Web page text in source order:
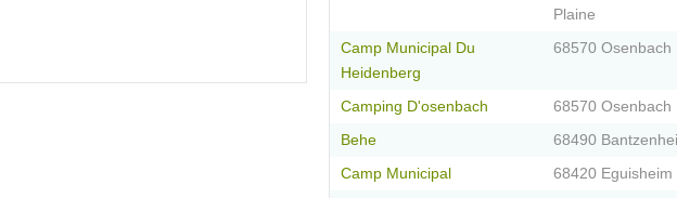
Plaine
Camp Municipal Du
Heidenberg
68570 Osenbach
Camping D'osenbach 68570 Osenbach
Behe 68490
Camp Municipal 68420 Eguisheim